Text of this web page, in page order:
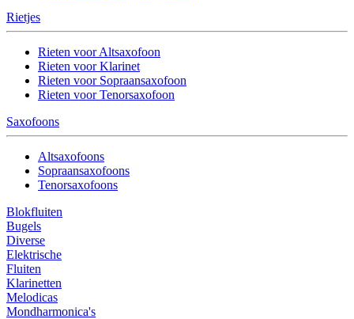
Rietjes
Rieten voor Altsaxofoon
Rieten voor Klarinet
Rieten voor Sopraansaxofoon
Rieten voor Tenorsaxofoon
Saxofoons
Altsaxofoons
Sopraansaxofoons
Tenorsaxofoons
Blokfluiten
Bugels
Diverse
Elektrische
Fluiten
Klarinetten
Melodicas
Mondharmonica's